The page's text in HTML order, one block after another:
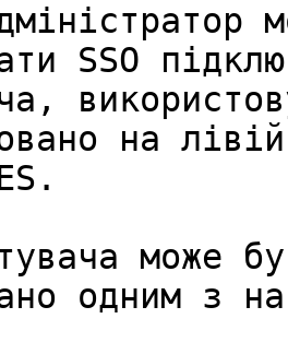
SSO
на
може
одним з